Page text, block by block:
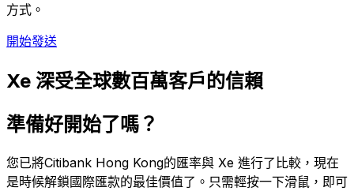
方式。
開始發送
Xe 深受全球數百萬客戶的信賴
準備好開始了嗎？
您已將Citibank Hong Kong的匯率與 Xe 進行了比較，現在
是時候解鎖國際匯款的最佳價值了。只需輕按一下滑鼠，即可